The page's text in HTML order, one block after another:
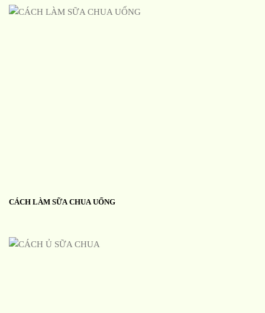
CÁCH LÀM SỮA CHUA UỐNG